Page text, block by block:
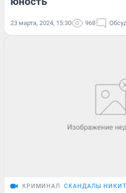
23 марта, 2024, 15:30 968
КРИМИНАЛ СКАНДАЛЫ